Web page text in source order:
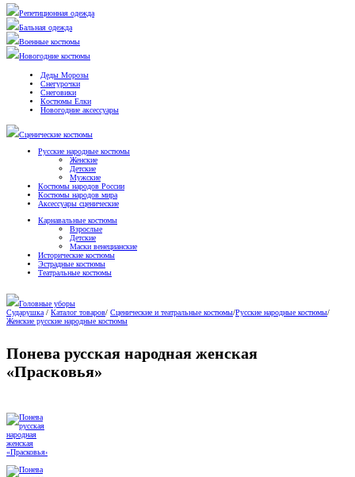
Репетиционная одежда
Бальная одежда
Военные костюмы
Новогодние костюмы
Деды Морозы
Снегурочки
Снеговики
Костюмы Елки
Новогодние аксессуары
Сценические костюмы
Русские народные костюмы
Женские
Детские
Мужские
Костюмы народов России
Костюмы народов мира
Аксессуары сценические
Карнавальные костюмы
Взрослые
Детские
Маски венецианские
Исторические костюмы
Эстрадные костюмы
Театральные костюмы
Головные уборы
Сударушка / Каталог товаров/ Сценические и театральные костюмы/Русские народные костюмы/
Женские русские народные костюмы
Понева русская народная женская
«Прасковья»